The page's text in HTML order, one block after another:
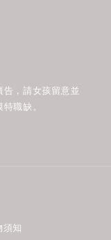
，請女孩留意並
職缺。
須知